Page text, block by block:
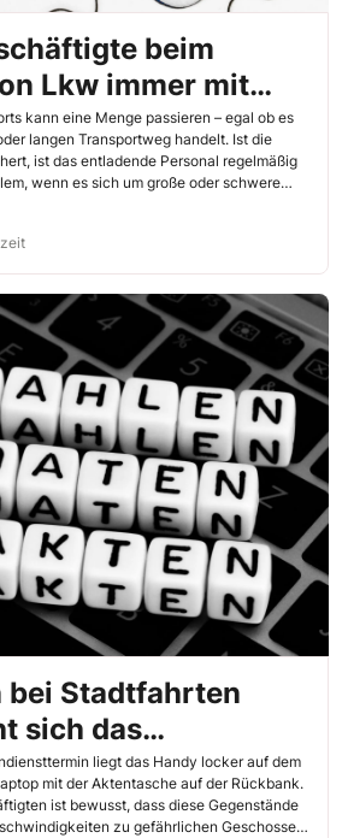
beim
Lkw immer mit
rechnen
kann eine Menge passieren – egal ob es
langen Transportweg handelt. Ist die
ist das entladende Personal regelmäßig
wenn es sich um große oder schwere
bei Stadtfahrten
sich das
um das 50-
liegt das Handy locker auf dem
mit der Aktentasche auf der Rückbank.
ist bewusst, dass diese Gegenstände
zu gefährlichen Geschossen